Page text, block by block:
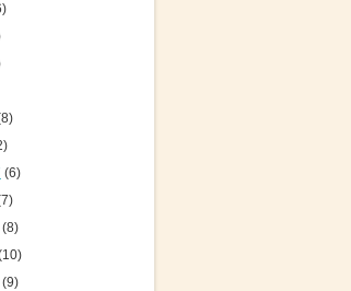
(6)
(8)
(9)